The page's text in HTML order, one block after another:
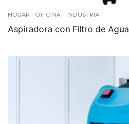
HOGAR - OFICINA - INDUSTRIA
Aspiradora con Filtro de Agua